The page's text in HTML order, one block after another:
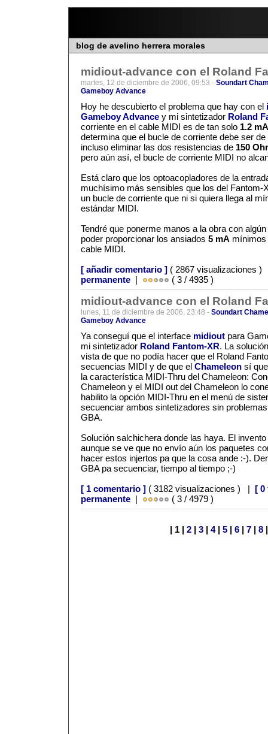
blog de avelino herrera morales
midiout-advance con el Roland
martes, 12 de diciembre de 2006, 09:53 - Soundart
Gameboy Advance
Hoy he descubierto el problema que hay con el
Gameboy Advance y mi sintetizador Roland
corriente en el cable MIDI es de tan solo 1.2 mA
determina que el bucle de corriente debe ser
incluso eliminar las dos resistencias de 150
pero aún así, el bucle de corriente MIDI no
Está claro que los optoacopladores de la
muchísimo más sensibles que los del Fantom-
un bucle de corriente que ni si quiera llega al
estándar MIDI.
Tendré que ponerme manos a la obra con
poder proporcionar los ansiados 5 mA mínimos
cable MIDI.
[ añadir comentario ] ( 2867 visualizaciones
permanente | ( 3 / 4935 )
midiout-advance con el Roland
lunes, 11 de diciembre de 2006, 23:48 - Soundart
Gameboy Advance
Ya conseguí que el interface midiout para
mi sintetizador Roland Fantom-XR. La
vista de que no podía hacer que el Roland
secuencias MIDI y de que el Chameleon sí
la característica MIDI-Thru del Chameleon:
Chameleon y el MIDI out del Chameleon lo
habilito la opción MIDI-Thru en el menú de
secuenciar ambos sintetizadores sin
GBA.
Solución salchichera donde las haya. El
aunque se ve que no envío aún los paquetes
hacer estos injertos pa que la cosa ande :-).
GBA pa secuenciar, tiempo al tiempo ;-)
[ 1 comentario ] ( 3182 visualizaciones ) | [ 0
permanente | ( 3 / 4979 )
| 1 | 2| 3| 4| 5| 6| 7| 8